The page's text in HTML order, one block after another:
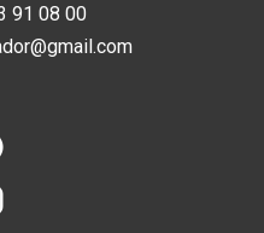
91 08 00